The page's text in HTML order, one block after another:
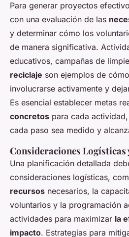
Para generar proyectos
con una evaluación de las
y determinar cómo los
de manera significativa.
educativos, campañas de
reciclaje son ejemplos de
involucrarse activamente y
Es esencial establecer metas
concretos para cada
cada paso sea medido y
Consideraciones Logísticas
Una planificación detallada
consideraciones logísticas,
recursos necesarios, la
voluntarios y la programación
actividades para maximizar la
impacto. Estrategias para